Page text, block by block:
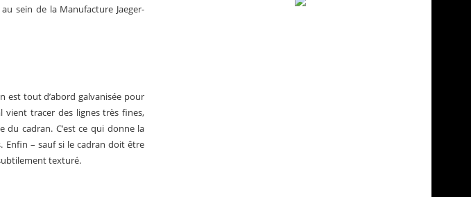
sein de la Manufacture Jaeger-
est tout d’abord galvanisée pour
vient tracer des lignes très fines,
cadran. C’est ce qui donne la
Enfin – sauf si le cadran doit être
texturé.